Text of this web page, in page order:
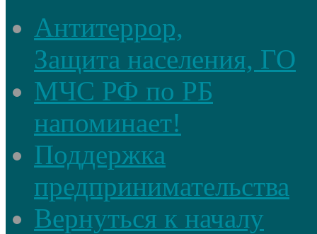
Антитеррор,
Защита населения, ГО
МЧС РФ по РБ
напоминает!
Поддержка
предпринимательства
Вернуться к началу